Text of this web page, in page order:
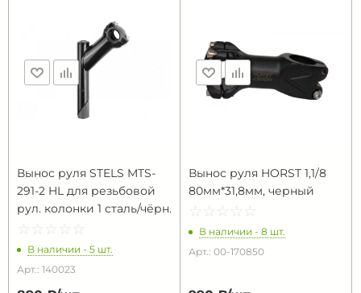
Вынос руля STELS MTS-
291-2 HL для резьбовой
рул. колонки 1 сталь/чёрн.
☆ ☆ ☆ ☆ ☆
★ ★ ★ ★ ★
В наличии - 5 шт.
Арт.: 140023
Вынос руля HORST 1,1/8
80мм*31,8мм, черный
☆ ☆ ☆ ☆ ☆
★ ★ ★ ★ ★
В наличии - 8 шт.
Арт.: 00-170850